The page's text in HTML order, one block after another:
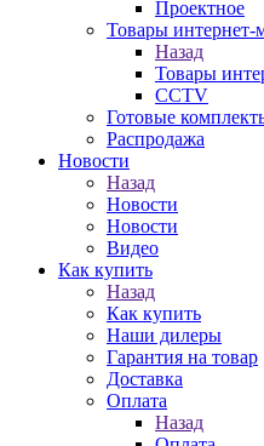
Проектное
Товары интернет-
Назад
Товары
CCTV
Готовые
Распродажа
Новости
Назад
Новости
Новости
Видео
Как купить
Назад
Как купить
Наши дилеры
Гарантия на товар
Доставка
Оплата
Назад